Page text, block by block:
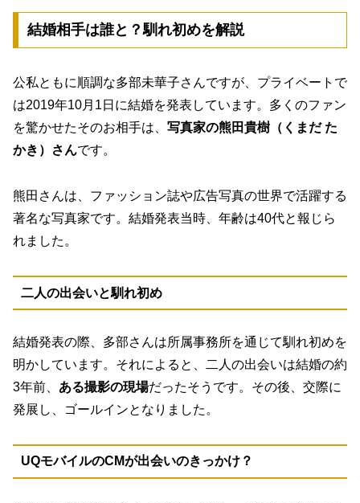
結婚相手は誰と？馴れ初めを解説
公私ともに順調な多部未華子さんですが、プライベートで
は2019年10月1日に結婚を発表しています。多くのファン
を驚かせたそのお相手は、 写真家の熊田貴樹（くまだ た
かき）さんです。
熊田さんは、ファッション誌や広告写真の世界で活躍する
著名な写真家です。結婚発表当時、年齢は40代と報じら
れました。
二人の出会いと馴れ初め
結婚発表の際、多部さんは所属事務所を通じて馴れ初めを
明かしています。それによると、二人の出会いは結婚の約
3年前、 ある撮影の現場だったそうです。その後、交際に
発展し、ゴールインとなりました。
UQモバイルのCMが出会いのきっかけ？